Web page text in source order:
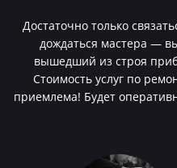
Достаточно только
дождаться мастера —
вышедший из строя
Стоимость услуг по
приемлема! Будет